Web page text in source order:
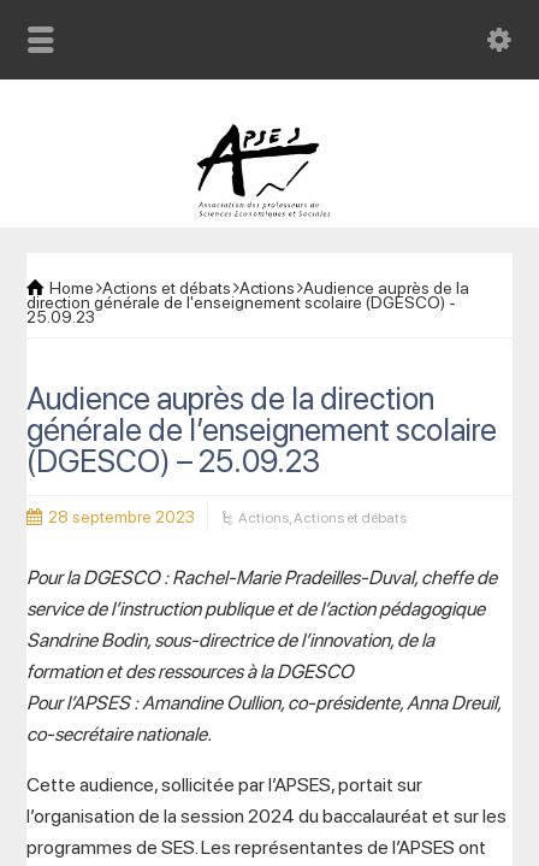
Home Actions et débats Actions Audience auprès de la
direction générale de l'enseignement scolaire (DGESCO) -
25.09.23
Audience auprès de la direction
générale de l’enseignement scolaire
(DGESCO) – 25.09.23
28 septembre 2023 Actions,Actions et débats
Pour la DGESCO : Rachel-Marie Pradeilles-Duval, cheffe de
service de l’instruction publique et de l’action pédagogique
Sandrine Bodin, sous-directrice de l’innovation, de la
formation et des ressources à la DGESCO
Pour l’APSES : Amandine Oullion, co-présidente, Anna Dreuil,
co-secrétaire nationale.
Cette audience, sollicitée par l’APSES, portait sur
l’organisation de la session 2024 du baccalauréat et sur les
programmes de SES. Les représentantes de l’APSES ont